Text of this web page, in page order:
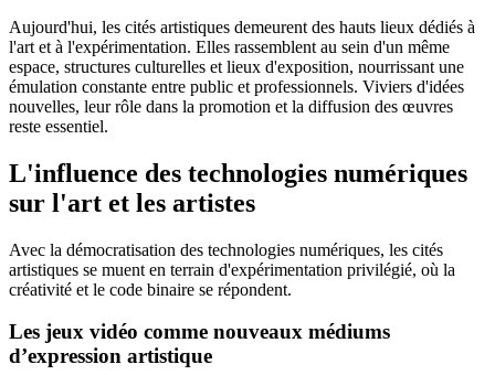
Aujourd'hui, les cités artistiques demeurent des hauts lieux dédiés à
l'art et à l'expérimentation. Elles rassemblent au sein d'un même
espace, structures culturelles et lieux d'exposition, nourrissant une
émulation constante entre public et professionnels. Viviers d'idées
nouvelles, leur rôle dans la promotion et la diffusion des œuvres
reste essentiel.
L'influence des technologies numériques
sur l'art et les artistes
Avec la démocratisation des technologies numériques, les cités
artistiques se muent en terrain d'expérimentation privilégié, où la
créativité et le code binaire se répondent.
Les jeux vidéo comme nouveaux médiums
d’expression artistique